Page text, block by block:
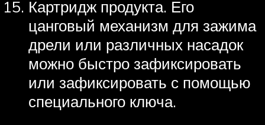
Картридж продукта. Его
цанговый механизм для зажима
дрели или различных насадок
можно быстро зафиксировать
или зафиксировать с помощью
специального ключа.